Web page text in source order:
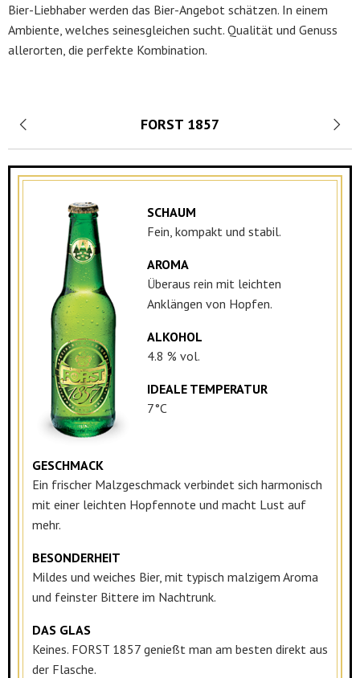
Bier-Liebhaber werden das Bier-Angebot schätzen. In einem
Ambiente, welches seinesgleichen sucht. Qualität und Genuss
allerorten, die perfekte Kombination.
FORST 1857
SCHAUM
Fein, kompakt und stabil.
AROMA
Überaus rein mit leichten
Anklängen von Hopfen.
ALKOHOL
4.8 % vol.
IDEALE TEMPERATUR
7°C
GESCHMACK
Ein frischer Malzgeschmack verbindet sich harmonisch
mit einer leichten Hopfennote und macht Lust auf
mehr.
BESONDERHEIT
Mildes und weiches Bier, mit typisch malzigem Aroma
und feinster Bittere im Nachtrunk.
DAS GLAS
Keines. FORST 1857 genießt man am besten direkt aus
der Flasche.